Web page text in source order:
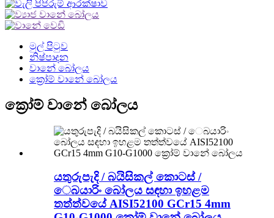
මුල් පිටුව
නිෂ්පාදන
වානේ බෝලය
ක්‍රෝම් වානේ බෝලය
ක්‍රෝම් වානේ බෝලය
යතුරුපැදි / බයිසිකල් කොටස් /
ෙබයාරිං බෝලය සඳහා ඉහළම
තත්ත්වයේ AISI52100 GCr15 4mm